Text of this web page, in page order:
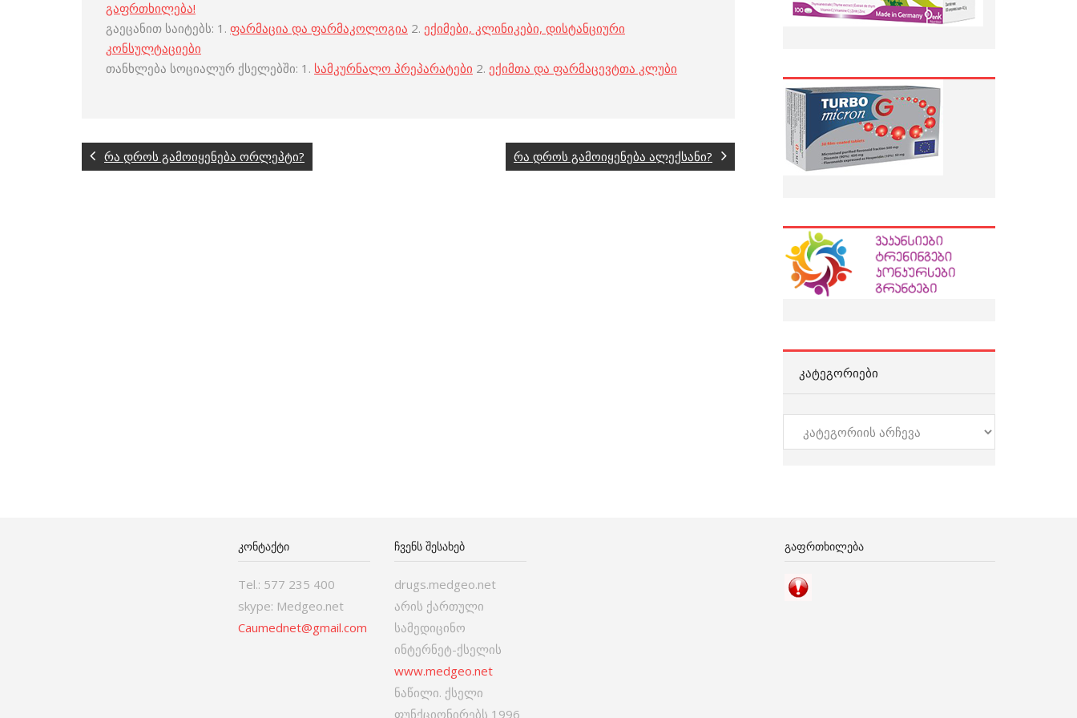
გაფრთხილება!
გაეცანით საიტებს: 1. ფარმაცია და ფარმაკოლოგია 2. ექიმები, კლინიკები, დისტანციური
კონსულტაციები
თანხლება სოციალურ ქსელებში: 1. სამკურნალო პრეპარატები 2. ექიმთა და ფარმაცევტთა კლუბი
რა დროს გამოიყენება ორლეპტი? რა დროს გამოიყენება ალექსანი?
ᲙᲐᲢᲔᲒᲝᲠᲘᲔᲑᲘ
კატეგორიები
ᲙᲝᲜᲢᲐᲥᲢᲘ
Tel.: 577 235 400
skype: Medgeo.net
Caumednet@gmail.com
ᲩᲕᲔᲜᲡ ᲨᲔᲡᲐᲮᲔᲑ
drugs.medgeo.net
არის ქართული
სამედიცინო
ინტერნეტ-ქსელის
www.medgeo.net
ნაწილი. ქსელი
ფუნქციონირებს 1996
ᲒᲐᲤᲠᲗᲮᲘᲚᲔᲑᲐ